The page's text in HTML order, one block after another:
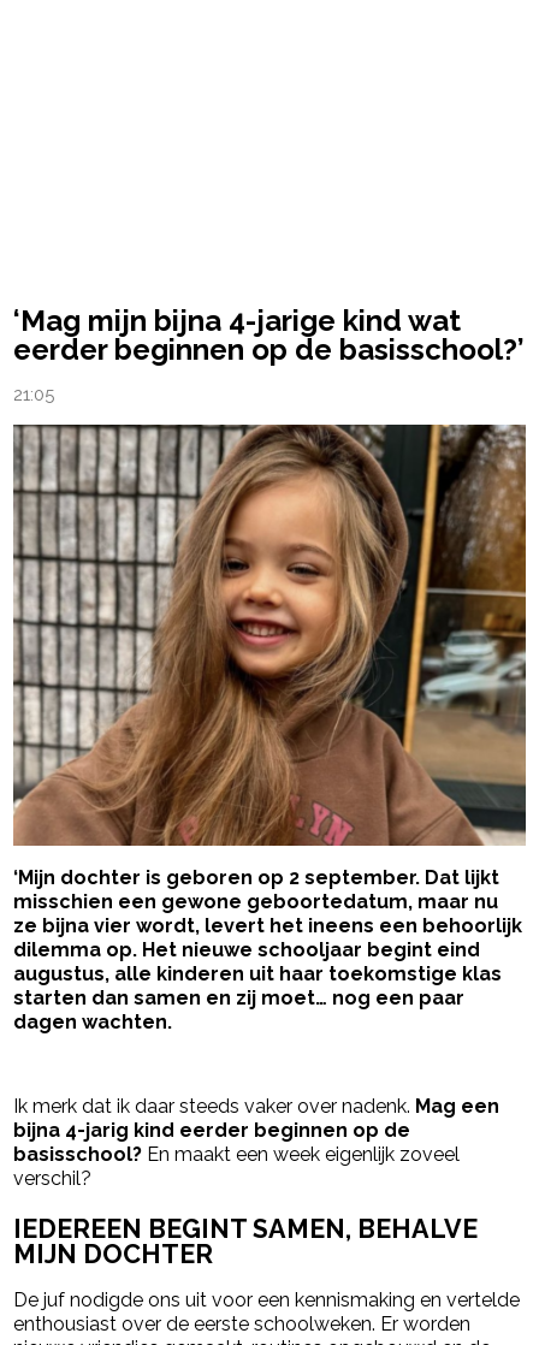
‘Mag mijn bijna 4-jarige kind wat
eerder beginnen op de basisschool?’
21:05
‘Mijn dochter is geboren op 2 september. Dat lijkt
misschien een gewone geboortedatum, maar nu
ze bijna vier wordt, levert het ineens een behoorlijk
dilemma op. Het nieuwe schooljaar begint eind
augustus, alle kinderen uit haar toekomstige klas
starten dan samen en zij moet… nog een paar
dagen wachten.
Ik merk dat ik daar steeds vaker over nadenk. Mag een
bijna 4-jarig kind eerder beginnen op de
basisschool? En maakt een week eigenlijk zoveel
verschil?
IEDEREEN BEGINT SAMEN, BEHALVE
MIJN DOCHTER
De juf nodigde ons uit voor een kennismaking en vertelde
enthousiast over de eerste schoolweken. Er worden